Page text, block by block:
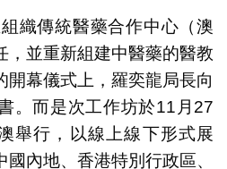
織傳統醫藥合作中心（澳
，並重新組建中醫藥的醫教
開幕儀式上，羅奕龍局長向
。而是次工作坊於11月27
舉行，以線上線下形式展
內地、香港特別行政區、